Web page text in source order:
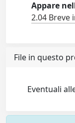
Appare
2.04 Breve
File in questo
Eventuali